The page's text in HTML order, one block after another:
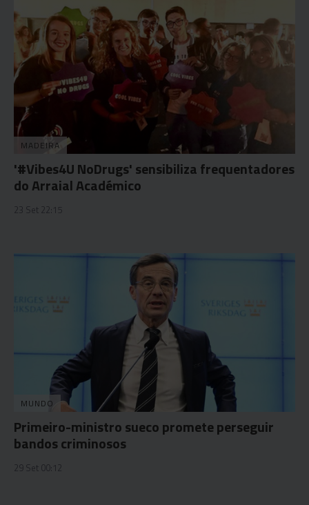
MADEIRA
'#Vibes4U NoDrugs' sensibiliza frequentadores
do Arraial Académico
23 Set 22:15
MUNDO
Primeiro-ministro sueco promete perseguir
bandos criminosos
29 Set 00:12